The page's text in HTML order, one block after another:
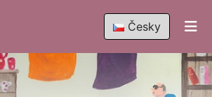
Česky